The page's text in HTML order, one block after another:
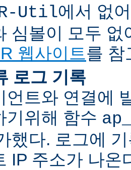
Util에서 없
심볼이 모두 없
웹사이트를 참
로그 기록
언트와 연결에
기위해 함수
했다. 로그에
IP 주소가 나온